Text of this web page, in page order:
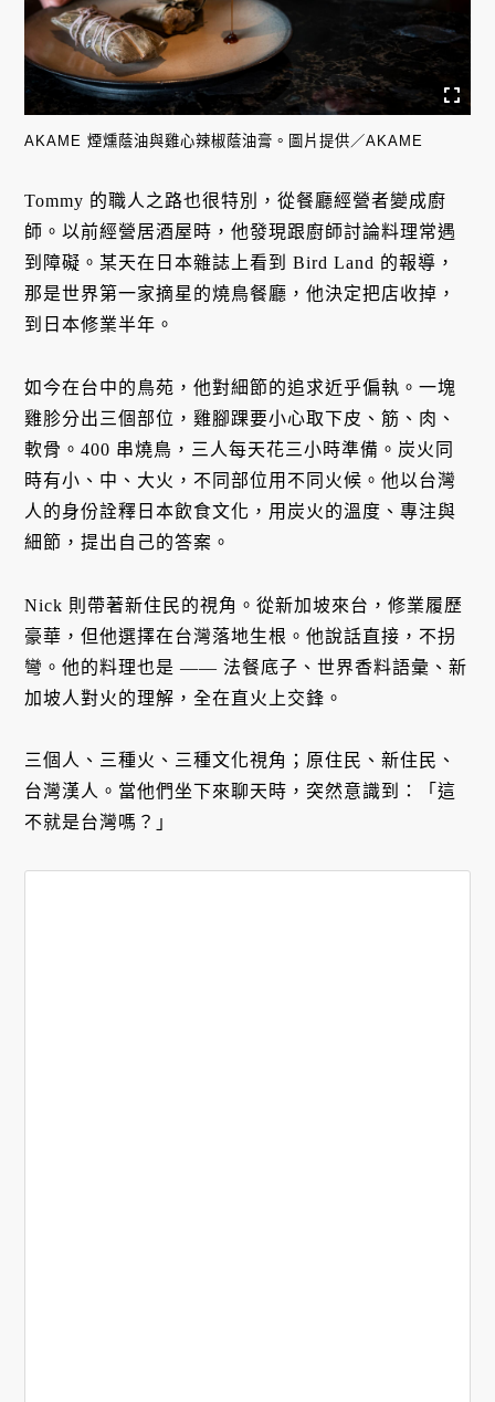
AKAME 煙燻蔭油與雞心辣椒蔭油膏。圖片提供／AKAME
Tommy 的職人之路也很特別，從餐廳經營者變成廚
師。以前經營居酒屋時，他發現跟廚師討論料理常遇
到障礙。某天在日本雜誌上看到 Bird Land 的報導，
那是世界第一家摘星的燒鳥餐廳，他決定把店收掉，
到日本修業半年。
如今在台中的鳥苑，他對細節的追求近乎偏執。一塊
雞胗分出三個部位，雞腳踝要小心取下皮、筋、肉、
軟骨。400 串燒鳥，三人每天花三小時準備。炭火同
時有小、中、大火，不同部位用不同火候。他以台灣
人的身份詮釋日本飲食文化，用炭火的溫度、專注與
細節，提出自己的答案。
Nick 則帶著新住民的視角。從新加坡來台，修業履歷
豪華，但他選擇在台灣落地生根。他說話直接，不拐
彎。他的料理也是 —— 法餐底子、世界香料語彙、新
加坡人對火的理解，全在直火上交鋒。
三個人、三種火、三種文化視角；原住民、新住民、
台灣漢人。當他們坐下來聊天時，突然意識到：「這
不就是台灣嗎？」